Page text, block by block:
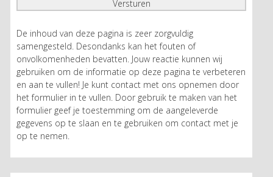
De inhoud van deze pagina is zeer zorgvuldig
samengesteld. Desondanks kan het fouten of
onvolkomenheden bevatten. Jouw reactie kunnen wij
gebruiken om de informatie op deze pagina te verbeteren
en aan te vullen! Je kunt contact met ons opnemen door
het formulier in te vullen. Door gebruik te maken van het
formulier geef je toestemming om de aangeleverde
gegevens op te slaan en te gebruiken om contact met je
op te nemen.